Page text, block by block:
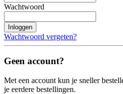
Wachtwoord
Inloggen
Wachtwoord vergeten?
Geen account?
Met een account kun je sneller
je eerdere bestellingen.